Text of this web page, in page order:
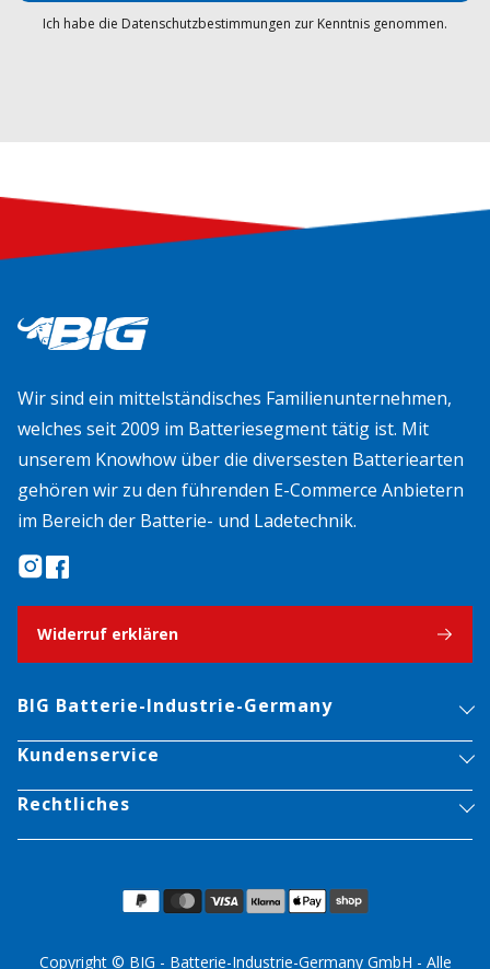
Ich habe die Datenschutzbestimmungen zur Kenntnis genommen.
Wir sind ein mittelständisches Familienunternehmen,
welches seit 2009 im Batteriesegment tätig ist. Mit
unserem Knowhow über die diversesten Batteriearten
gehören wir zu den führenden E-Commerce Anbietern
im Bereich der Batterie- und Ladetechnik.
Widerruf erklären
BIG Batterie-Industrie-Germany
Kundenservice
Rechtliches
Copyright © BIG - Batterie-Industrie-Germany GmbH - Alle